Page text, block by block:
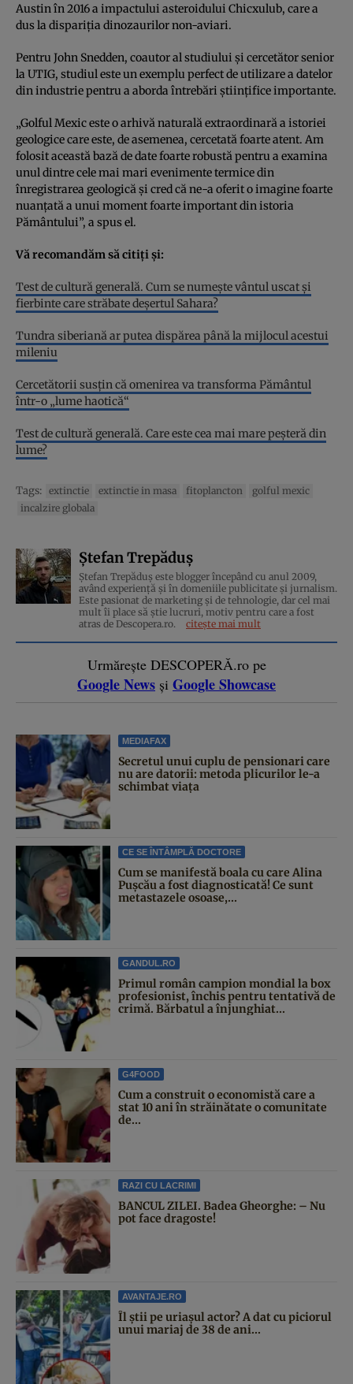
Austin în 2016 a impactului asteroidului Chicxulub, care a
dus la dispariția dinozaurilor non-aviari.
Pentru John Snedden, coautor al studiului și cercetător senior
la UTIG, studiul este un exemplu perfect de utilizare a datelor
din industrie pentru a aborda întrebări științifice importante.
„Golful Mexic este o arhivă naturală extraordinară a istoriei
geologice care este, de asemenea, cercetată foarte atent. Am
folosit această bază de date foarte robustă pentru a examina
unul dintre cele mai mari evenimente termice din
înregistrarea geologică și cred că ne-a oferit o imagine foarte
nuanțată a unui moment foarte important din istoria
Pământului”, a spus el.
Vă recomandăm să citiți și:
Test de cultură generală. Cum se numește vântul uscat și
fierbinte care străbate deșertul Sahara?
Tundra siberiană ar putea dispărea până la mijlocul acestui
mileniu
Cercetătorii susțin că omenirea va transforma Pământul
într-o „lume haotică“
Test de cultură generală. Care este cea mai mare peșteră din
lume?
Tags: extinctie extinctie in masa fitoplancton
golful mexic
incalzire globala
Ștefan Trepăduș
Ștefan Trepăduș este blogger începând cu anul 2009,
având experiență și în domeniile publicitate și jurnalism.
Este pasionat de marketing și de tehnologie, dar cel mai
mult îi place să știe lucruri, motiv pentru care a fost
atras de Descopera.ro.
citește mai mult
Urmărește DESCOPERĂ.ro pe
Google News și Google Showcase
MEDIAFAX
Secretul unui cuplu de pensionari care
nu are datorii: metoda plicurilor le-a
schimbat viața
CE SE ÎNTÂMPLĂ DOCTORE
Cum se manifestă boala cu care Alina
Pușcău a fost diagnosticată! Ce sunt
metastazele osoase,...
GANDUL.RO
Primul român campion mondial la box
profesionist, închis pentru tentativă de
crimă. Bărbatul a înjunghiat...
G4FOOD
Cum a construit o economistă care a
stat 10 ani în străinătate o comunitate
de...
RAZI CU LACRIMI
BANCUL ZILEI. Badea Gheorghe: – Nu
pot face dragoste!
AVANTAJE.RO
Îl știi pe uriașul actor? A dat cu piciorul
unui mariaj de 38 de ani...